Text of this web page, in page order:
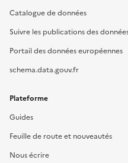
Catalogue de données
Suivre les publications des
Portail des données européennes
schema.data.gouv.fr
Plateforme
Guides
Feuille de route et nouveautés
Nous écrire